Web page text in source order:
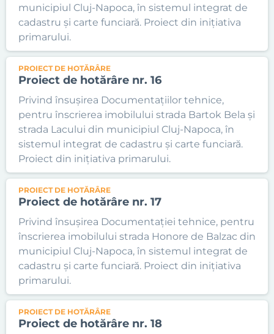
municipiul Cluj-Napoca, în sistemul integrat de
cadastru și carte funciară. Proiect din inițiativa
primarului.
PROIECT DE HOTĂRÂRE
Proiect de hotărâre nr. 16
Privind însușirea Documentațiilor tehnice,
pentru înscrierea imobilului strada Bartok Bela și
strada Lacului din municipiul Cluj-Napoca, în
sistemul integrat de cadastru și carte funciară.
Proiect din inițiativa primarului.
PROIECT DE HOTĂRÂRE
Proiect de hotărâre nr. 17
Privind însușirea Documentației tehnice, pentru
înscrierea imobilului strada Honore de Balzac din
municipiul Cluj-Napoca, în sistemul integrat de
cadastru și carte funciară. Proiect din inițiativa
primarului.
PROIECT DE HOTĂRÂRE
Proiect de hotărâre nr. 18